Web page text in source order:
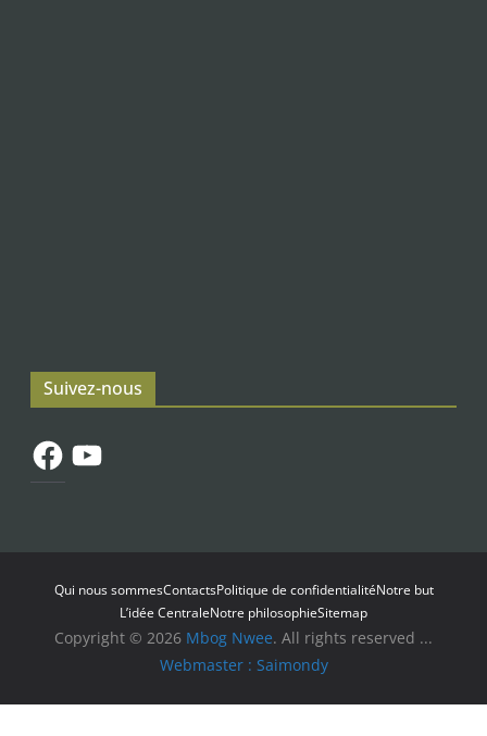
Suivez-nous
FacebookYouTube
Qui nous sommesContactsPolitique de confidentialitéNotre but
L’idée CentraleNotre philosophieSitemap
Copyright © 2026 Mbog Nwee. All rights reserved ...
Webmaster : Saimondy